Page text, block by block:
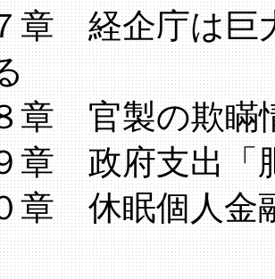
経企庁は巨
官製の欺瞞
政府支出「
休眠個人金